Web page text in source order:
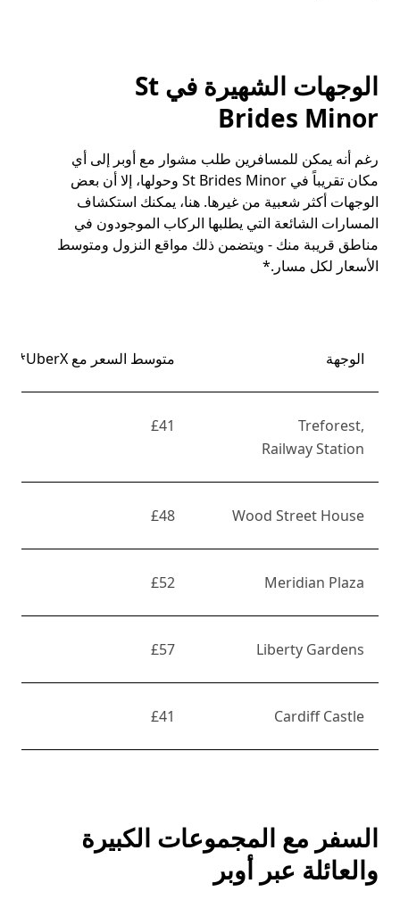
الوجهات الشهيرة في St
Brides Minor
رغم أنه يمكن للمسافرين طلب مشوار مع أوبر إلى أي
مكان تقريباً في St Brides Minor وحولها، إلا أن بعض
الوجهات أكثر شعبية من غيرها. هنا، يمكنك استكشاف
المسارات الشائعة التي يطلبها الركاب الموجودون في
مناطق قريبة منك - ويتضمن ذلك مواقع النزول ومتوسط
الأسعار لكل مسار.*
الوجهة متوسط السعر مع UberX*
Treforest,
Railway Station
£41
Wood Street House
£48
Meridian Plaza
£52
Liberty Gardens
£57
Cardiff Castle
£41
السفر مع المجموعات الكبيرة
والعائلة عبر أوبر